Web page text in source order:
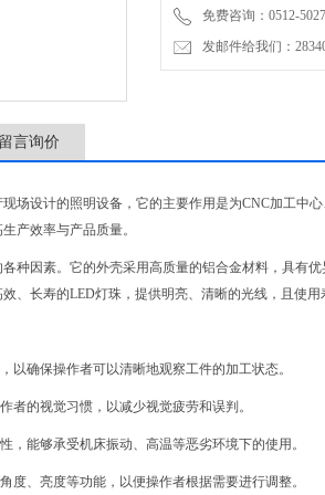
免费咨询：0512-
发邮件给我们：
留言询价
场设计的照明设备，它的主要作用是为CNC加工中
产效率与产品质量。
种因素。它的外壳采用高质量的铝合金材料，具有
、长寿的LED灯珠，提供明亮、清晰的光线，且使
以确保操作者可以清晰地观察工件的加工状态。
者的视觉习惯，以减少视觉疲劳和误判。
，能够承受机床振动、高温等恶劣环境下的使用。
度、亮度等功能，以便操作者根据需要进行调整。